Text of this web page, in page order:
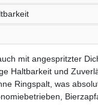
mit angespritzter
Haltbarkeit und
Ringspalt, was